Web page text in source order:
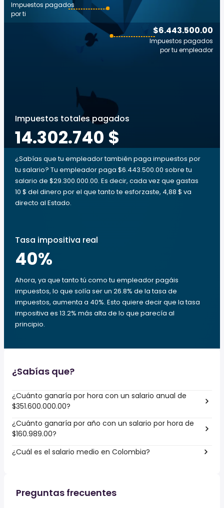
$6.443.500.00
Impuestos pagados
por tu empleador
Impuestos pagados
por ti
Impuestos totales pagados
14.302.740 $
¿Sabías que tu empleador también paga impuestos por
tu salario? Tu empleador paga $6.443.500.00 sobre tu
salario de $29.300.000.00. Es decir, cada vez que gastas
10 $ del dinero por el que tanto te esforzaste, 4,88 $ va
directo al Estado.
Tasa impositiva real
40%
Ahora, ya que tanto tú como tu empleador pagáis
impuestos, lo que solía ser un 26.8% de la tasa de
impuestos, aumenta a 40%. Esto quiere decir que la tasa
impositiva es 13.2% más alta de lo que parecía al
principio.
¿Sabías que?
¿Cuánto ganaría por hora con un salario anual de
$351.600.000.00?
¿Cuánto ganaría por año con un salario por hora de
$160.989.00?
¿Cuál es el salario medio en Colombia?
Preguntas frecuentes